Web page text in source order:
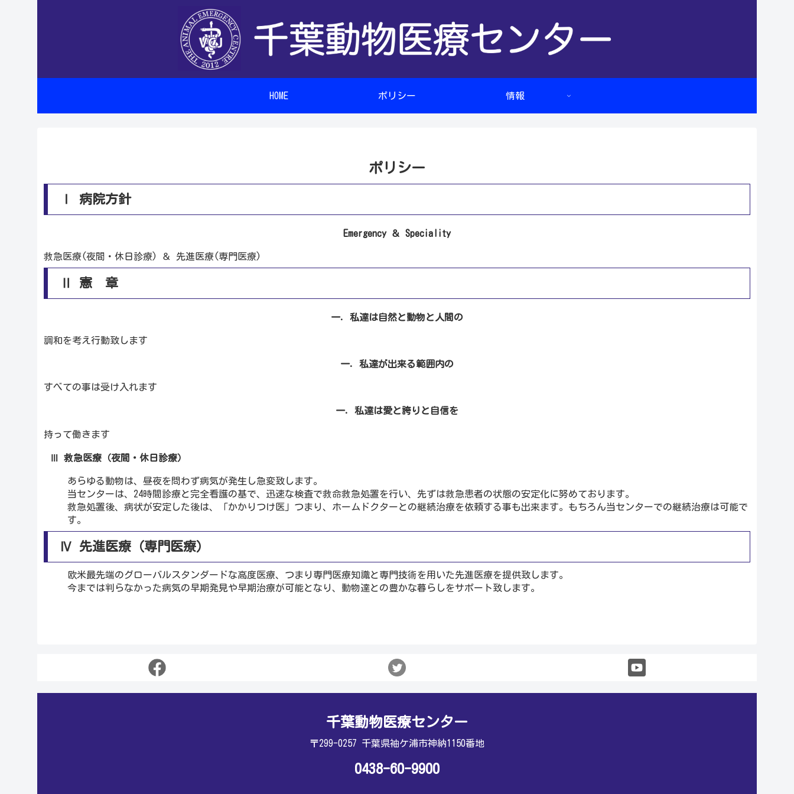
HOME ポリシー 情報
ポリシー
Ⅰ 病院方針
Emergency ＆ Speciality
救急医療(夜間・休日診療) ＆ 先進医療(専門医療)
Ⅱ 憲 章
一．私達は自然と動物と人間の
調和を考え行動致します
一．私達が出来る範囲内の
すべての事は受け入れます
一．私達は愛と誇りと自信を
持って働きます
Ⅲ 救急医療（夜間・休日診療）
あらゆる動物は、昼夜を問わず病気が発生し急変致します。
当センターは、24時間診療と完全看護の基で、迅速な検査で救命救急処置を行い、先ずは救急患者の状態の安定化に努めております。
救急処置後、病状が安定した後は、「かかりつけ医」つまり、ホームドクターとの継続治療を依頼する事も出来ます。もちろん当センターでの継続治療は可能で
す。
Ⅳ 先進医療（専門医療）
欧米最先端のグローバルスタンダードな高度医療、つまり専門医療知識と専門技術を用いた先進医療を提供致します。
今までは判らなかった病気の早期発見や早期治療が可能となり、動物達との豊かな暮らしをサポート致します。
千葉動物医療センター
〒299-0257 千葉県袖ケ浦市神納1150番地
0438-60-9900